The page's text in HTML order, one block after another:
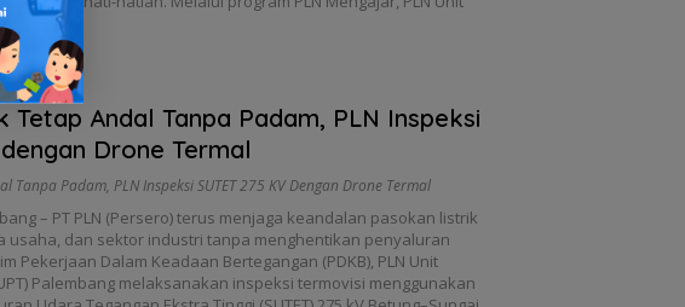
Tetap Andal Tanpa Padam, PLN Inspeksi
Drone Termal
Tanpa Padam,PLN Inspeksi SUTET 275 KV Dengan Drone Termal
– PT PLN (Persero) terus menjaga keandalan pasokan listrik
usaha, dan sektor industri tanpa menghentikan penyaluran
Pekerjaan Dalam Keadaan Bertegangan (PDKB), PLN Unit
Palembang melaksanakan inspeksi termovisi menggunakan